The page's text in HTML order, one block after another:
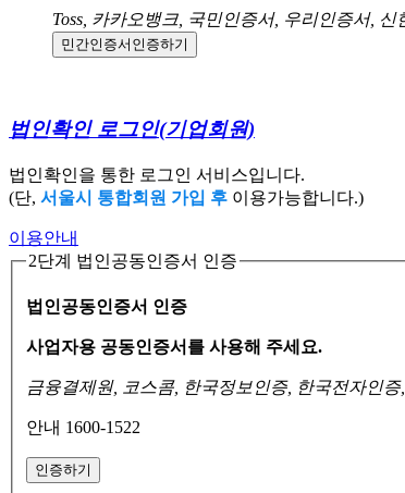
Toss, 카카오뱅크, 국민인증서, 우리인증서,
민간인증서 인증하기
법인확인 로그인(기업회원)
법인확인을 통한 로그인 서비스입니다.
(단, 서울시 통합회원 가입 후 이용가능합니다.)
이용안내
2단계 법인공동인증서 인증
법인공동인증서 인증
사업자용 공동인증서를 사용해 주세요.
금융결제원, 코스콤, 한국정보인증, 한국전자인증
안내 1600-1522
인증하기